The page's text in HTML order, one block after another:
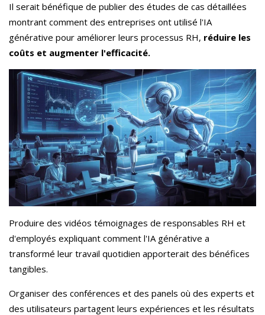
Il serait bénéfique de publier des études de cas détaillées
montrant comment des entreprises ont utilisé l'IA
générative pour améliorer leurs processus RH, réduire les
coûts et augmenter l'efficacité.
Produire des vidéos témoignages de responsables RH et
d'employés expliquant comment l'IA générative a
transformé leur travail quotidien apporterait des bénéfices
tangibles.
Organiser des conférences et des panels où des experts et
des utilisateurs partagent leurs expériences et les résultats